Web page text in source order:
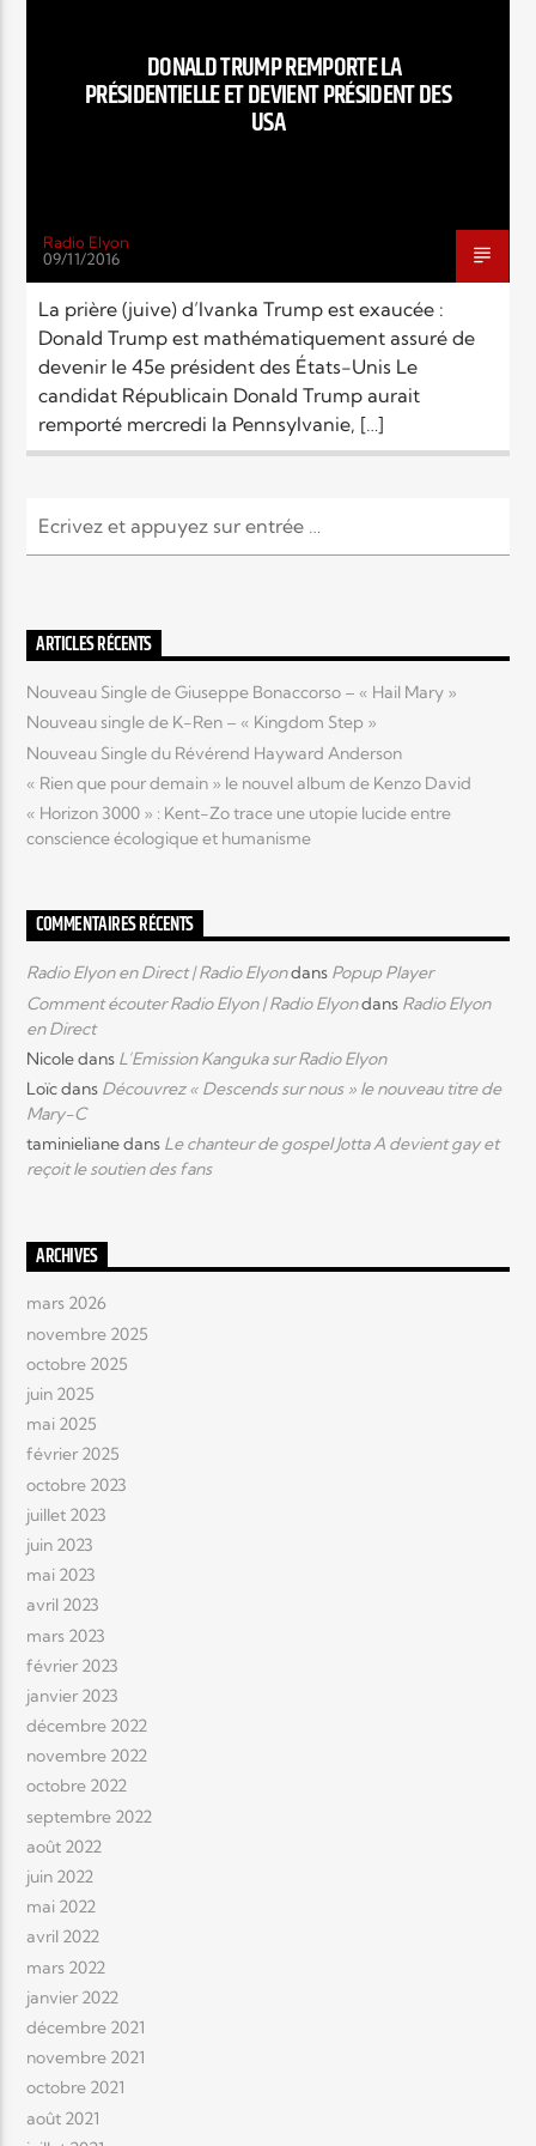
Radio Elyon
Elyon Rhema
Elyon Kids
DONALD TRUMP REMPORTE LA
PRÉSIDENTIELLE ET DEVIENT PRÉSIDENT DES
USA
Radio Elyon
09/11/2016
La prière (juive) d’Ivanka Trump est exaucée :
Donald Trump est mathématiquement assuré de
devenir le 45e président des États-Unis Le
candidat Républicain Donald Trump aurait
remporté mercredi la Pennsylvanie, […]
ARTICLES RÉCENTS
Nouveau Single de Giuseppe Bonaccorso – « Hail Mary »
Nouveau single de K-Ren – « Kingdom Step »
Nouveau Single du Révérend Hayward Anderson
« Rien que pour demain » le nouvel album de Kenzo David
« Horizon 3000 » : Kent-Zo trace une utopie lucide entre
conscience écologique et humanisme
COMMENTAIRES RÉCENTS
Radio Elyon en Direct | Radio Elyondans Popup Player
Comment écouter Radio Elyon | Radio Elyondans Radio Elyon
en Direct
Nicoledans L’Emission Kanguka sur Radio Elyon
Loïcdans Découvrez « Descends sur nous » le nouveau titre de
Mary-C
taminielianedans Le chanteur de gospel Jotta A devient gay et
reçoit le soutien des fans
ARCHIVES
mars 2026
novembre 2025
octobre 2025
juin 2025
mai 2025
février 2025
octobre 2023
juillet 2023
juin 2023
mai 2023
avril 2023
mars 2023
février 2023
janvier 2023
décembre 2022
novembre 2022
octobre 2022
septembre 2022
août 2022
juin 2022
mai 2022
avril 2022
mars 2022
janvier 2022
décembre 2021
novembre 2021
octobre 2021
août 2021